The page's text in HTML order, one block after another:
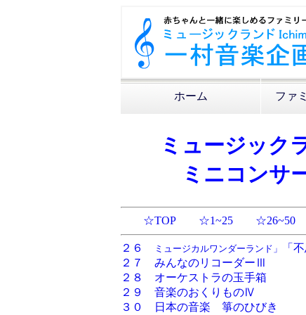
ホーム ファ
ミュージック
ミニコンサ
☆TOP ☆1~25 ☆26~50
２６ ミュージカルワンダーランド」
「
２７ みんなのリコーダーⅢ
２８ オーケストラの玉手箱
２９ 音楽のおくりものⅣ
３０ 日本の音楽 箏のひびき